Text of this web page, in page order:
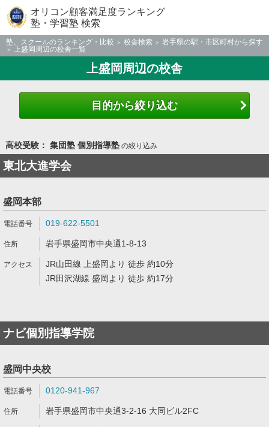
オリコン顧客満足度ランキング
塾・学習塾 検索
塾、スクールのランキング・比較 校舎検索
岩手県の駅・市区町村から探す
上盛岡周辺の校舎一覧
上盛岡周辺の校舎
目的から絞り込む
高校受験： 集団塾 個別指導塾の絞り込み
東北大進学会
盛岡本部
019-622-5501
岩手県盛岡市中央通1-8-13
JR山田線 上盛岡より 徒歩 約10分
JR田沢湖線 盛岡より 徒歩 約17分
ナビ個別指導学院
盛岡中央校
0120-941-967
岩手県盛岡市中央通3-2-16 大同ビル2FC